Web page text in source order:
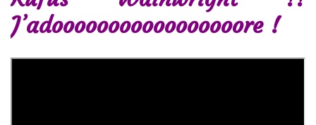
J’adooooooooooooooooore !